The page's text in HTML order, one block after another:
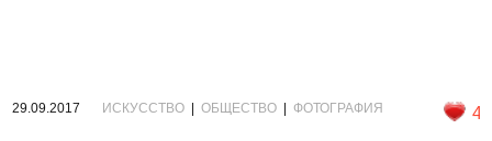
29.09.2017 ИСКУССТВО |ОБЩЕСТВО |ФОТОГРАФИЯ 4